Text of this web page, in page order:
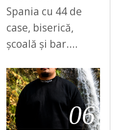
Spania cu 44 de
case, biserică,
școală și bar.…
06